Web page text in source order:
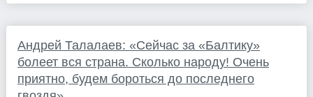
Андрей Талалаев: «Сейчас за «Балтику»
болеет вся страна. Сколько народу! Очень
приятно, будем бороться до последнего